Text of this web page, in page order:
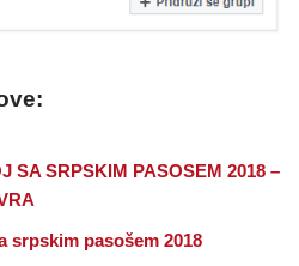
SA SRPSKIM PASOSEM 2018 –
srpskim pasošem 2018